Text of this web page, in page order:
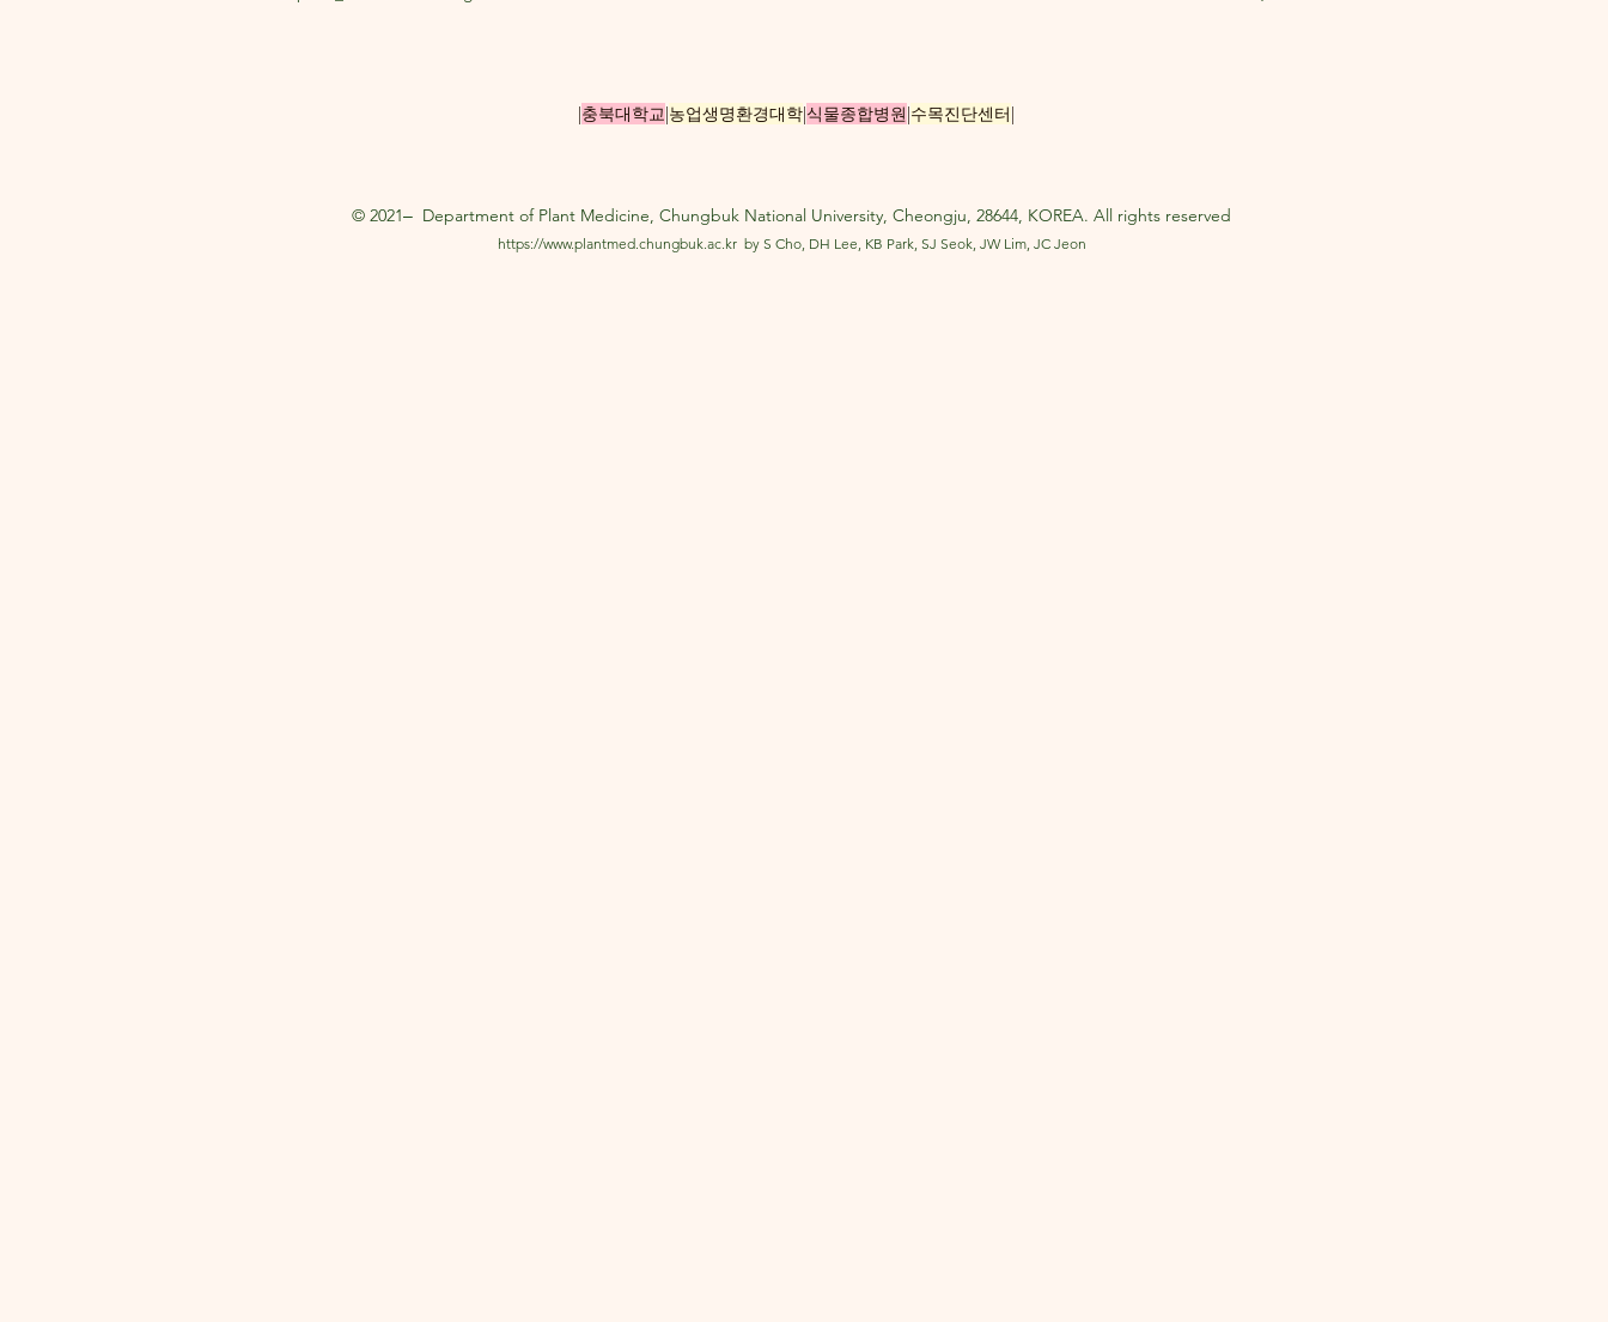
|충북대학교|농업생명환경대학|식물종합병원|수목진단센터|
© 2021‒ Department of Plant Medicine, Chungbuk National University, Cheongju, 28644, KOREA. All rights reserved
https://www.plantmed.chungbuk.ac.krby S Cho, DH Lee, KB Park, SJ Seok, JW Lim, JC Jeon